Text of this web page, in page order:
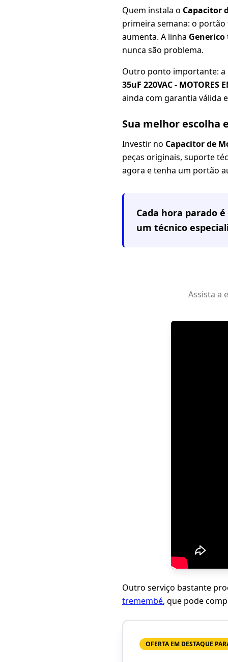
Quem instala o Capacitor
primeira semana: o
aumenta. A linha Generico
nunca são problema.
Outro ponto importante: a
35uF 220VAC - MOTORES
ainda com garantia válida
Sua melhor escolha
Investir no Capacitor de
peças originais, suporte
agora e tenha um portão
Cada hora parado
um técnico
Assista a
Outro serviço bastante
tremembé, que pode
OFERTA EM DESTAQUE